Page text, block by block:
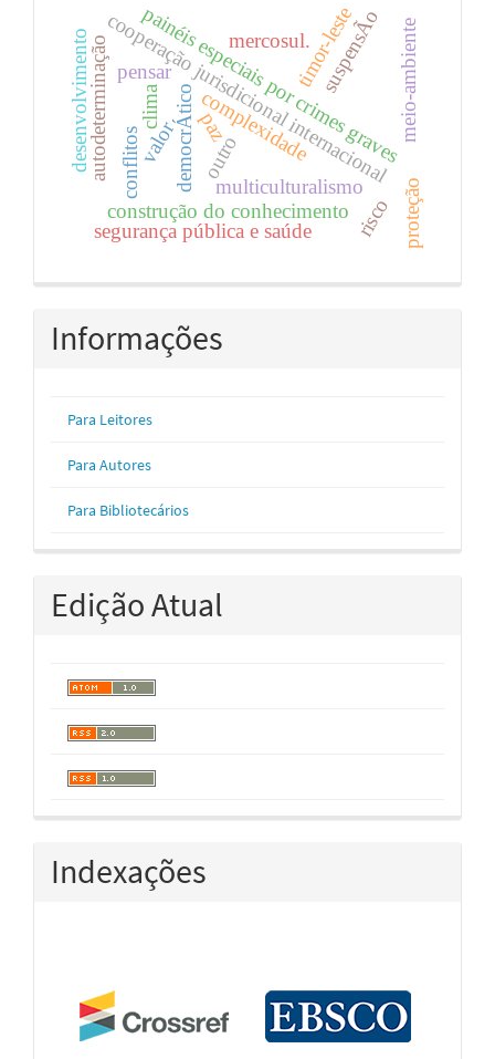
cooperação jurisdicional internacional
pensar
painéis especiais por crimes graves
timor-leste
mercosul. suspensÃo
democrÁtico
valor complexidade
construção do conhecimento
segurança pública e saúde
multiculturalismo
autodeterminaçãoconflitos
meio-ambiente
desenvolvimento paz
clima
outro
proteção
risco
Informações
Para Leitores
Para Autores
Para Bibliotecários
Edição Atual
Indexações